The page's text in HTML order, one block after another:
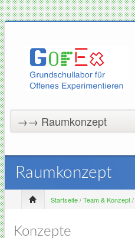
Raumkonzept
Startseite/Team & Konzept/
Konzepte